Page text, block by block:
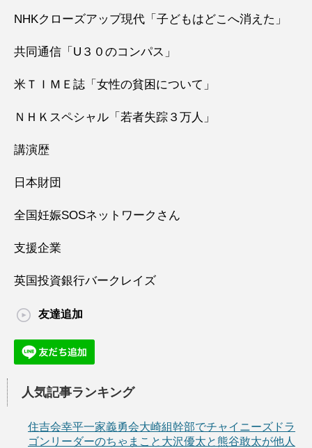
NHKクローズアップ現代「子どもはどこへ消えた」
共同通信「U３０のコンパス」
米ＴＩＭＥ誌「女性の貧困について」
ＮＨＫスペシャル「若者失踪３万人」
講演歴
日本財団
全国妊娠SOSネットワークさん
支援企業
英国投資銀行バークレイズ
友達追加
人気記事ランキング
住吉会幸平一家義勇会大崎組幹部でチャイニーズドラ
ゴンリーダーのちゃまこと大沢優太と熊谷敢太が他人